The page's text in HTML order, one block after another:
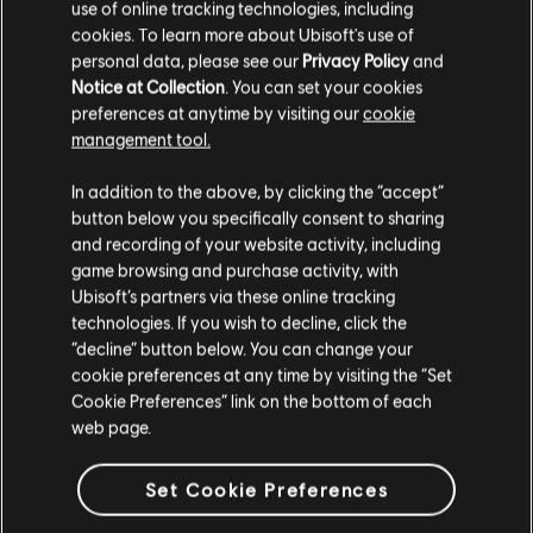
Las dificultades con las que se ha encontrado desde
entonces no han logrado quebrantar su espíritu. Para
Ngoma, ser una persona amable y cercana no solo es
una buena forma de hacer amistades, sino también de
enojar a quien se interponga en su camino. Parece que
su estrategia le funciona, hasta ahora. […]
Como suelo hacer últimamente, le pregunté por sus
aficiones, y me sorprendió saber que la música ocupa un
lugar muy importante en su vida. Para elle, es el lenguaje
universal del amor. Escucha a artistas de todo el planeta
para conectar con el mundo, canciones tradicionales de
la cultura de su padre que le recuerdan su legado, y
listas de música electrónica con su hermana pequeña
siempre que tiene la oportunidad. […]
Ngoma es una persona compleja, y sé que hay ciertas
cosas que hay que experimentar para poder
como en su casa en Wolfguard. Hay algo en su
amabilidad que solo puedo describir como "desafiante".
use of online tracking technologies, including
cookies. To learn more about Ubisoft's use of
personal data, please see our Privacy Policyand
Notice at Collection . You can set your cookies
preferences at anytime by visiting ourcookie
management tool.
In addition to the above, by clicking the “accept”
button below you specifically consent to sharing
and recording of your website activity, including
game browsing and purchase activity, with
Ubisoft’s partners via these online tracking
technologies. If you wish to decline, click the
“decline” button below. You can change your
cookie preferences at any time by visiting the “Set
Cookie Preferences” link on the bottom of each
web page.
Set Cookie Preferences